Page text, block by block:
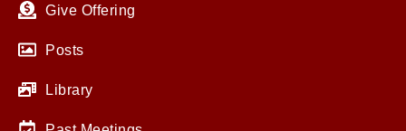
Give Offering
Posts
Library